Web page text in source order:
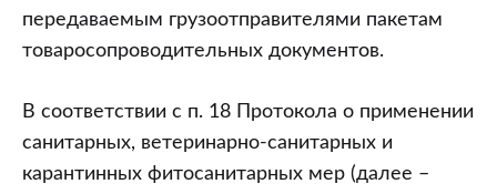
передаваемым грузоотправителями пакетам
товаросопроводительных документов.
В соответствии с п. 18 Протокола о применении
санитарных, ветеринарно-санитарных и
карантинных фитосанитарных мер (далее –